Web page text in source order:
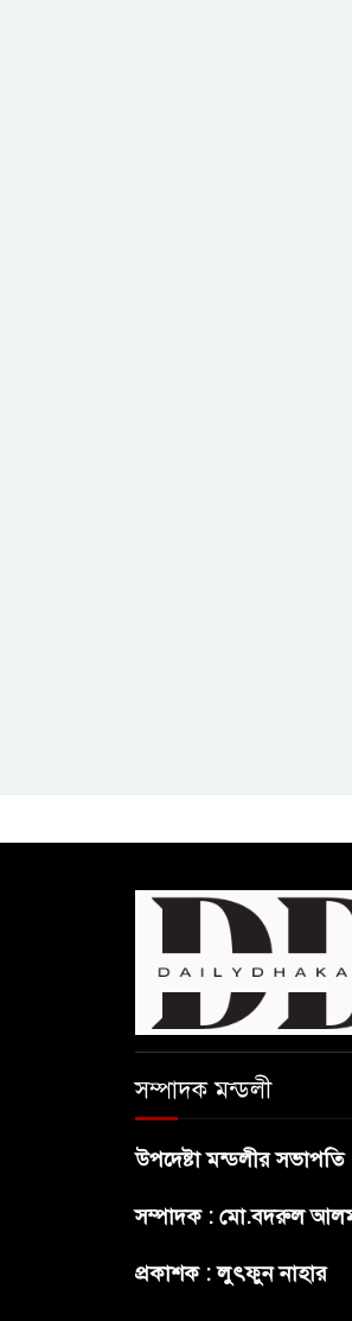
সম্পাদক মন্ডলী
উপদেষ্টা মন্ডলীর সভাপতি
সম্পাদক : মো.বদরুল
প্রকাশক : লুৎফুন নাহার